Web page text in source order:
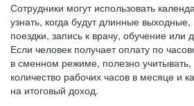
Сотрудники могут использовать
узнать, когда будут длинные
поездки, запись к врачу, обучение или
Если человек получает оплату по
в сменном режиме, полезно учитывать,
количество рабочих часов в месяце и
на итоговый доход.